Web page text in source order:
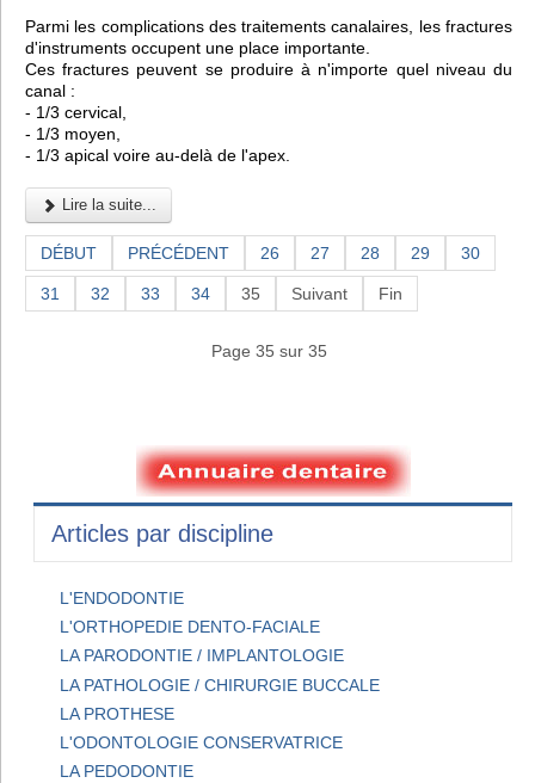
Parmi les complications des traitements canalaires, les fractures
d'instruments occupent une place importante.
Ces fractures peuvent se produire à n'importe quel niveau du
canal :
- 1/3 cervical,
- 1/3 moyen,
- 1/3 apical voire au-delà de l'apex.
Lire la suite...
DÉBUT PRÉCÉDENT 26 27 28 29 30
31 32 33 34 35 Suivant Fin
Page 35 sur 35
Articles par discipline
L'ENDODONTIE
L'ORTHOPEDIE DENTO-FACIALE
LA PARODONTIE / IMPLANTOLOGIE
LA PATHOLOGIE / CHIRURGIE BUCCALE
LA PROTHESE
L'ODONTOLOGIE CONSERVATRICE
LA PEDODONTIE